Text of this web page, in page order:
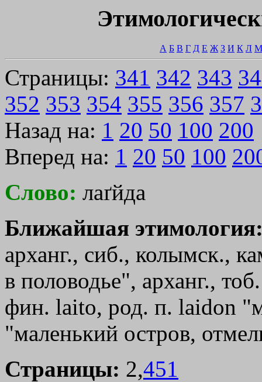
А Б В Г Д Е Ж З И К Л М
Страницы: 341 342 343
352 353 354 355 356 357
Назад на: 1 20 50 100 200
Вперед на: 1 20 50 100
Слово: лаґйда
Ближайшая
арханг., сиб., колымск.,
в половодье", арханг.,
фин. laito, род. п. laidon
"маленький остров,
Страницы: 2,451